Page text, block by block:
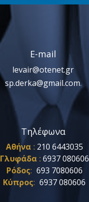
E-mail
levair@otenet.gr
sp.derka@gmail.com.
Τηλέφωνα
Αθήνα : 210 6443035
Γλυφάδα : 6937 080606
Ρόδος: 693 7080606
Κύπρος: 6937 080606